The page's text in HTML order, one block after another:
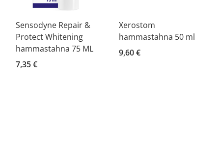
Sensodyne Repair &
Protect Whitening
hammastahna 75 ML
7,35 €
Xerostom
hammastahna 50 ml
9,60 €